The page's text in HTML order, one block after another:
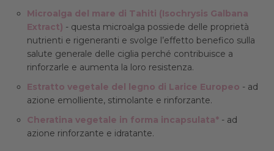
Microalga del mare di Tahiti (Isochrysis Galbana
Extract) - questa microalga possiede delle proprietà
nutrienti e rigeneranti e svolge l’effetto benefico sulla
salute generale delle ciglia perché contribuisce a
rinforzarle e aumenta la loro resistenza.
Estratto vegetale del legno di Larice Europeo - ad
azione emolliente, stimolante e rinforzante.
Cheratina vegetale in forma incapsulata* - ad
azione rinforzante e idratante.